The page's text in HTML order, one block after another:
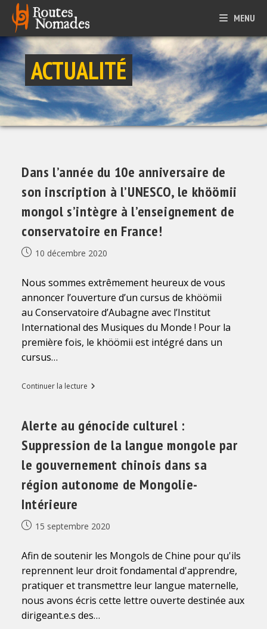
content
MENU
ACTUALITÉ
Dans l’année du 10e anniversaire de
son inscription à l’UNESCO, le khöömii
mongol s’intègre à l’enseignement de
conservatoire en France!
Publication
10 décembre 2020
Nous sommes extrêmement heureux de vous
annoncer l’ouverture d’un cursus de khöömii
au Conservatoire d’Aubagne avec l’Institut
International des Musiques du Monde ! Pour la
première fois, le khöömii est intégré dans un
cursus…
Continuer la lectureDans
anniversaire
de
son
inscription
à
l’UNESCO,
le
khöömii
l’enseignement
en
France!
Alerte au génocide culturel :
Suppression de la langue mongole par
le gouvernement chinois dans sa
région autonome de Mongolie-
Intérieure
Publication
15 septembre 2020
Afin de soutenir les Mongols de Chine pour qu'ils
reprennent leur droit fondamental d'apprendre,
pratiquer et transmettre leur langue maternelle,
nous avons écris cette lettre ouverte destinée aux
dirigeant.e.s des…